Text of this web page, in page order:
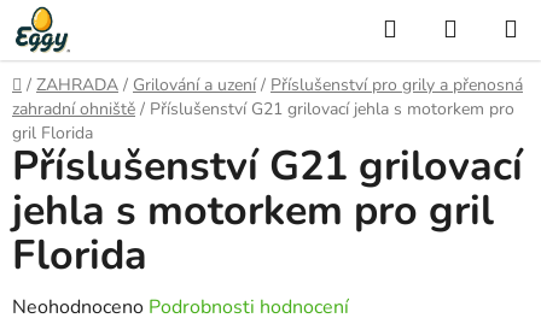
Přejít
na
obsah
Hledat
KOŠÍK
Domů
/ ZAHRADA / Grilování a uzení / Příslušenství pro grily a přenosná
zahradní ohniště / Příslušenství G21 grilovací jehla s motorkem pro
gril Florida
Příslušenství G21 grilovací
jehla s motorkem pro gril
Florida
Průměrné
Neohodnoceno Podrobnosti hodnocení